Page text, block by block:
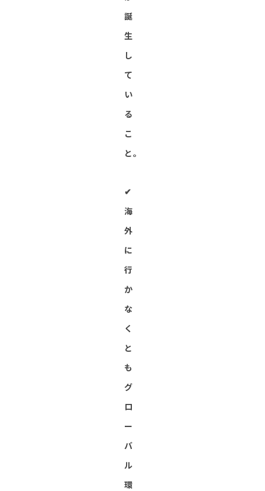
誕
生
し
て
い
る
こ
と。
✔︎
海
外
に
行
か
な
く
と
も
グ
ロ
ー
バ
ル
環